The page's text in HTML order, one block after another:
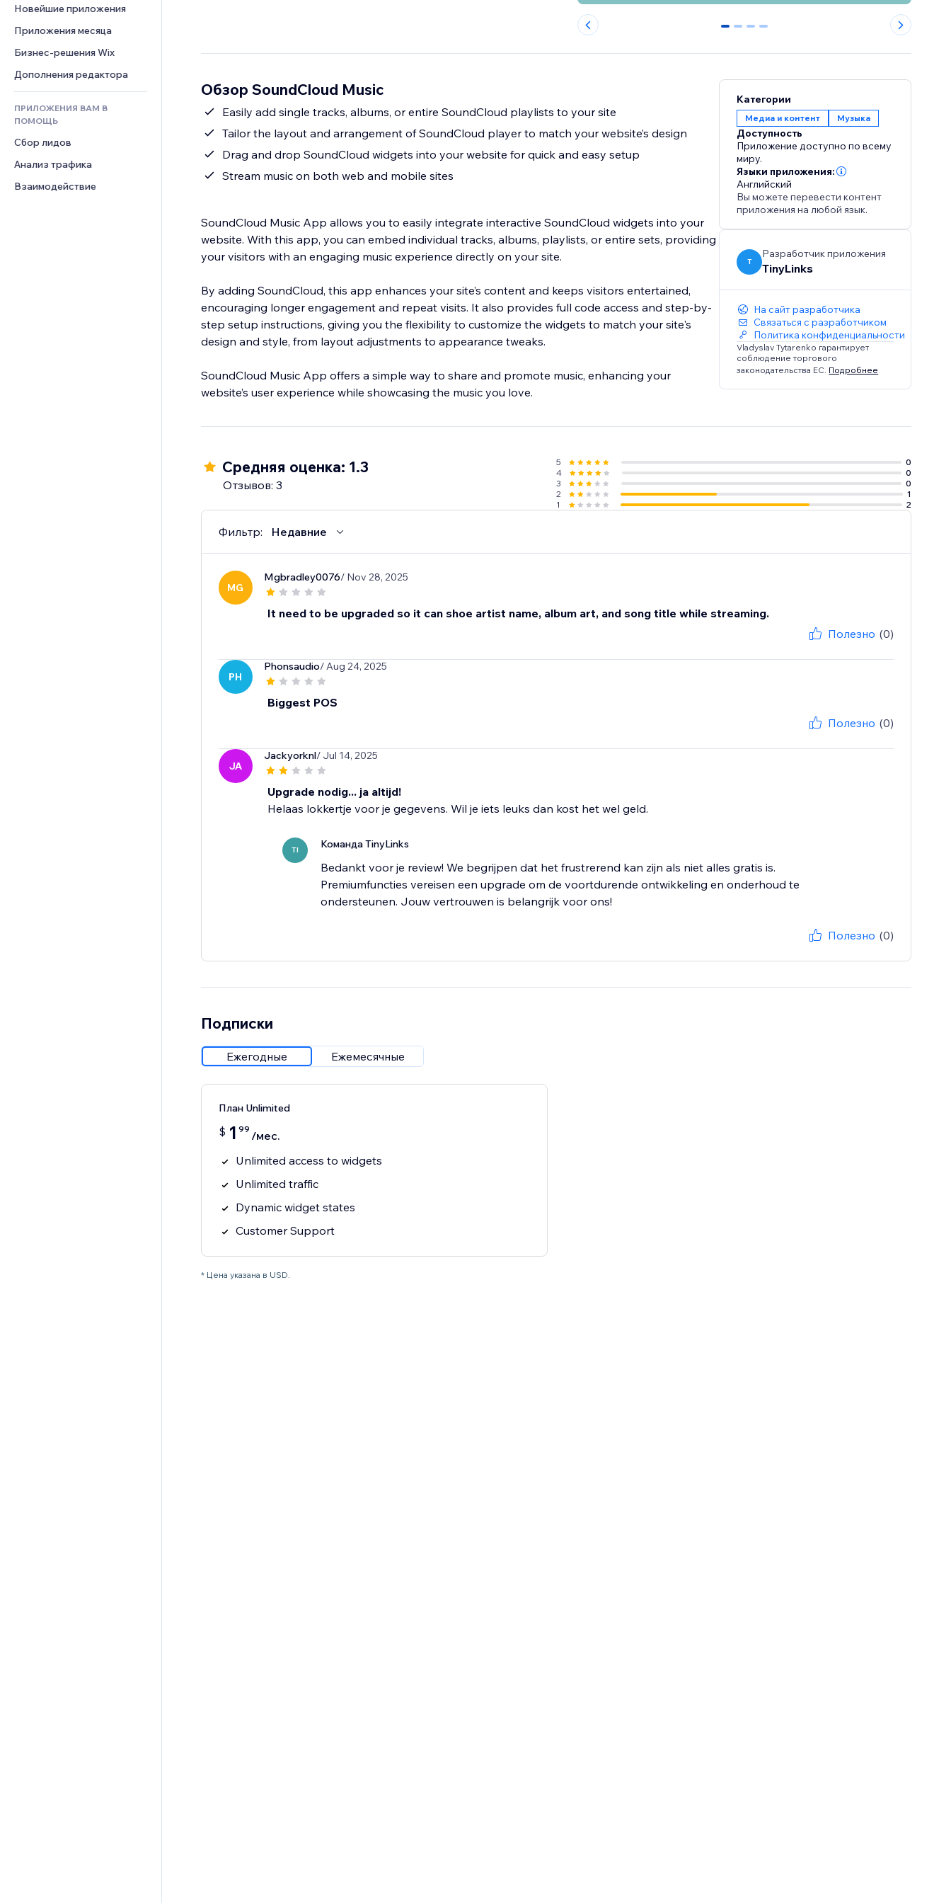
Складские услуги
Еда и напитки
PDF
Обмен файлами
Новости
Баннеры и значки
Калькуляторы
Погода
Графики и таблицы
Чат
Комментарии
Телефон
Сообщество
Отзывы и комментарии
Управление отношениями с
клиентом (CRM)
Новейшие приложения
Приложения месяца
Бизнес-решения Wix
Дополнения редактора
ПРИЛОЖЕНИЯ ВАМ В
ПОМОЩЬ
Сбор лидов
Анализ трафика
Взаимодействие
0 1 2 3
Обзор SoundCloud Music
Easily add single tracks, albums, or entire SoundCloud playlists to your site
Tailor the layout and arrangement of SoundCloud player to match your website’s design
Drag and drop SoundCloud widgets into your website for quick and easy setup
Stream music on both web and mobile sites
SoundCloud Music App allows you to easily integrate interactive SoundCloud widgets into your
website. With this app, you can embed individual tracks, albums, playlists, or entire sets, providing
your visitors with an engaging music experience directly on your site.
By adding SoundCloud, this app enhances your site’s content and keeps visitors entertained,
encouraging longer engagement and repeat visits. It also provides full code access and step-by-
step setup instructions, giving you the flexibility to customize the widgets to match your site's
design and style, from layout adjustments to appearance tweaks.
SoundCloud Music App offers a simple way to share and promote music, enhancing your
Категории
Медиа и контент Музыка
Доступность
Приложение доступно по всему
миру.
Языки приложения:
Английский
Вы можете перевести контент
приложения на любой язык.
T
Разработчик приложения
TinyLinks
На сайт разработчика
Связаться с разработчиком
Политика конфиденциальности
Vladyslav Tytarenko гарантирует
соблюдение торгового
законодательства ЕС. Подробнее
Средняя оценка: 1.3
Отзывов: 3
5
0
4
0
3
0
2
1
1
2
Фильтр: Недавние
MG
Mgbradley0076/ Nov 28, 2025
It need to be upgraded so it can shoe artist name, album art, and song title while streaming.
Полезно (0)
PH
Phonsaudio/ Aug 24, 2025
Biggest POS
Полезно (0)
JA
Jackyorknl/ Jul 14, 2025
Upgrade nodig... ja altijd!
Helaas lokkertje voor je gegevens. Wil je iets leuks dan kost het wel geld.
TI Команда TinyLinks
Bedankt voor je review! We begrijpen dat het frustrerend kan zijn als niet alles gratis is.
Premiumfuncties vereisen een upgrade om de voortdurende ontwikkeling en onderhoud te
ondersteunen. Jouw vertrouwen is belangrijk voor ons!
Полезно (0)
Подписки
Ежегодные Ежемесячные
План Unlimited
$ 1 99 /мес.
Unlimited access to widgets
Unlimited traffic
Dynamic widget states
Customer Support
* Цена указана в USD.